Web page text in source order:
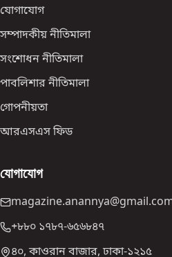
যোগাযোগ
সম্পাদকীয় নীতিমালা
সংশোধন নীতিমালা
পাবলিশার নীতিমালা
গোপনীয়তা
আরএসএস ফিড
যোগাযোগ
+৮৮০ ১৭৮৭-৬৫৬৮৪৭
৪০, কাওরান বাজার, ঢাকা-১২১৫